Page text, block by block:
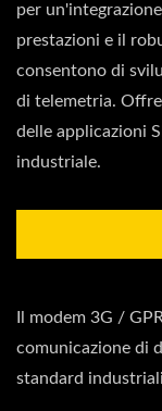
per
prestazioni e il
consentono di
di telemetria.
delle applicazioni
industriale.
Il modem 3G /
comunicazione di
standard